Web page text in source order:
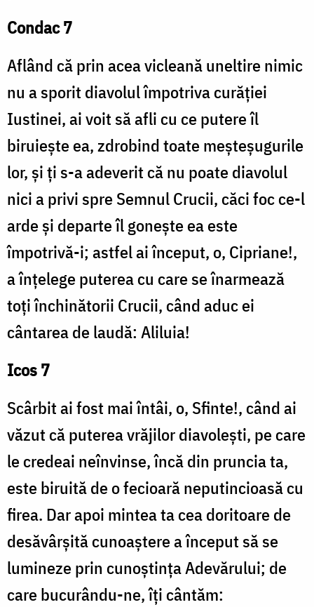
Condac 7
Aflând că prin acea vicleană uneltire nimic
nu a sporit diavolul împotriva curăției
Iustinei, ai voit să afli cu ce putere îl
biruiește ea, zdrobind toate meșteșugurile
lor, și ți s-a adeverit că nu poate diavolul
nici a privi spre Semnul Crucii, căci foc ce-l
arde și departe îl gonește ea este
împotrivă-i; astfel ai început, o, Cipriane!,
a înțelege puterea cu care se înarmează
toți închinătorii Crucii, când aduc ei
cântarea de laudă: Aliluia!
Icos 7
Scârbit ai fost mai întâi, o, Sfinte!, când ai
văzut că puterea vrăjilor diavolești, pe care
le credeai neînvinse, încă din pruncia ta,
este biruită de o fecioară neputincioasă cu
firea. Dar apoi mintea ta cea doritoare de
desăvârșită cunoaștere a început să se
lumineze prin cunoștința Adevărului; de
care bucurându-ne, îți cântăm: